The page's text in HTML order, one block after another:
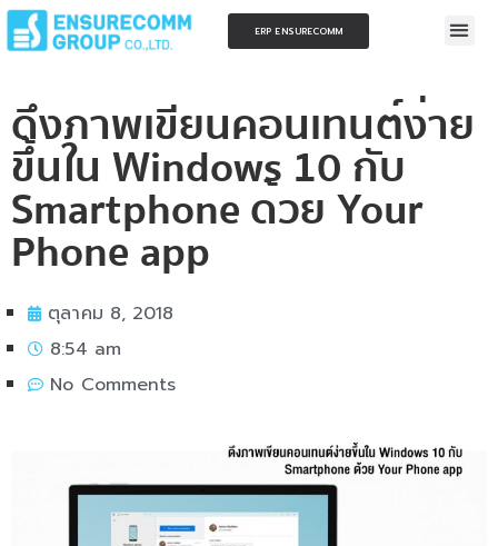
ERP ENSURECOMM
ดึงภาพเขียนคอนเทนต์ง่าย
ขึ้นใน Windows 10 กับ
Smartphone ด้วย Your
Phone app
ตุลาคม 8, 2018
8:54 am
No Comments